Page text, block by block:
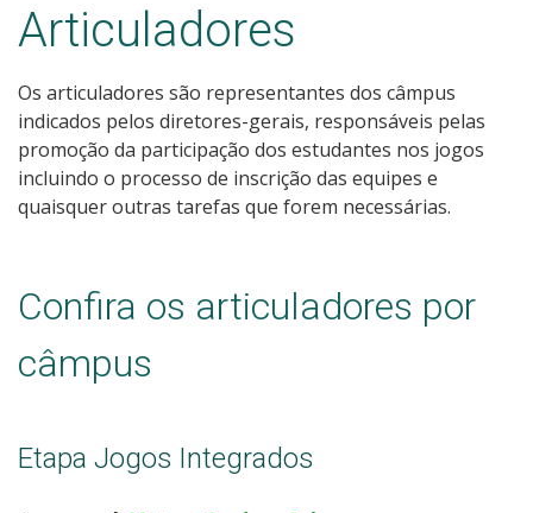
Articuladores
Os articuladores são representantes dos câmpus
indicados pelos diretores-gerais, responsáveis pelas
promoção da participação dos estudantes nos jogos
incluindo o processo de inscrição das equipes e
quaisquer outras tarefas que forem necessárias.
Confira os articuladores por
câmpus
Etapa Jogos Integrados